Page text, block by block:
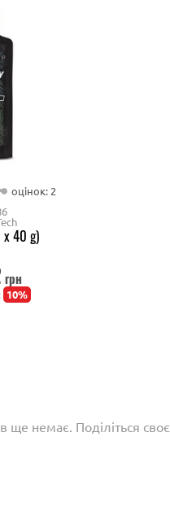
оцінок: 2
x 40 g)
грн
10%
ще немає. Поділіться